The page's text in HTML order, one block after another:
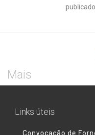
Mais
Links úteis
Convocação de